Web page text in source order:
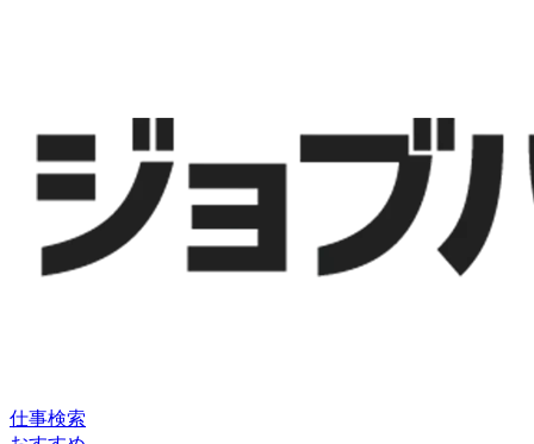
仕事検索